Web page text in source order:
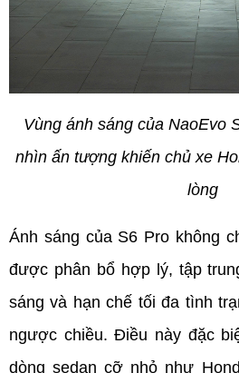
Vùng ánh sáng của NaoEvo
nhìn ấn tượng khiến chủ xe
lòng
Ánh sáng của S6 Pro không
được phân bổ hợp lý, tập
sáng và hạn chế tối đa tình
ngược chiều. Điều này đặc
dòng sedan cỡ nhỏ như